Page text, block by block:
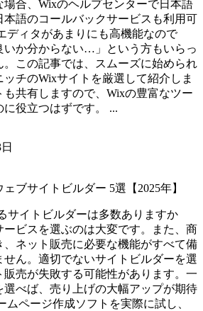
合、Wixのヘルプセンターで日本語
語のコールバックサービスも利用可
ディタがあまりにも高機能なので
いか分からない…」という方もいらっ
。この記事では、スムーズに始められ
チのWixサイトを厳選して紹介しま
共有しますので、Wixの豊富なツー
役立つはずです。 ...
ブサイトビルダー 5選【2025年】
サイトビルダーは多数ありますか
ービスを選ぶのは大変です。また、商
ネット販売に必要な機能がすべて備
ん。適切でないサイトビルダーを選
販売が失敗する可能性があります。一
べば、売り上げの大幅アップが期待
ムページ作成ソフトを実際に試し、